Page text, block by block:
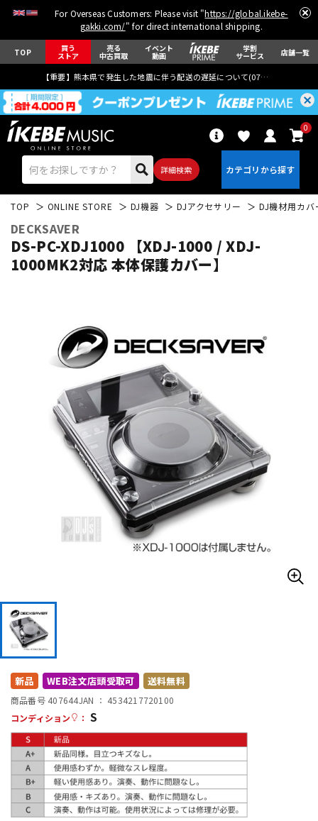
For Overseas Customers: Please visit "https://global.ikebe-
gakki.com/" for direct international shipping.
TOP 買う
ストア
売る
中古買取
イベント
動画
学割
サービス 店舗一覧
【重要】熊本県で発生した地震に伴う配送の遅延について(07月29日
詳細検索
0
ベース ウクレレ
ドラム
キーボード 電子ピアノ
その他楽器
アンプ エフェクター
配信/ライブ機器
中古 ヴィンテージ
TOP ONLINE STORE DJ機器 DJアクセサリー DJ機材用カバ
DECKSAVER
DS-PC-XDJ1000 【XDJ-1000 / XDJ-
1000MK2対応 本体保護カバー】
新品 WEB注文店頭受取可 送料無料
商品番号 407644JAN ： 4534217720100
コンディション
： S